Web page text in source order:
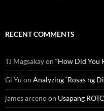
RECENT COMMENTS
TJ Magsakayon “How Did You
Gi Yu on Analyzing `Rosas ng
james arcenoon Usapang ROTC